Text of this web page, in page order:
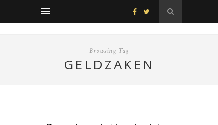
Browsing Tag
GELDZAKEN